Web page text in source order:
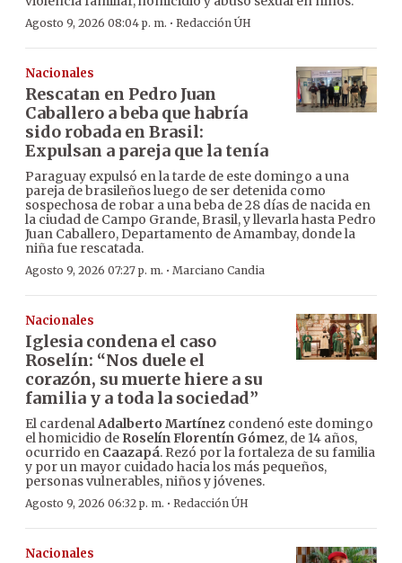
Agosto 9, 2026 08:04 p. m. · Redacción ÚH
Nacionales
Rescatan en Pedro Juan
Caballero a beba que habría
sido robada en Brasil:
Expulsan a pareja que la tenía
Paraguay expulsó en la tarde de este domingo a una
pareja de brasileños luego de ser detenida como
sospechosa de robar a una beba de 28 días de nacida en
la ciudad de Campo Grande, Brasil, y llevarla hasta Pedro
Juan Caballero, Departamento de Amambay, donde la
niña fue rescatada.
Agosto 9, 2026 07:27 p. m. · Marciano Candia
Nacionales
Iglesia condena el caso
Roselín: “Nos duele el
corazón, su muerte hiere a su
familia y a toda la sociedad”
El cardenalAdalberto Martínez condenó este domingo
el homicidio de Roselín Florentín Gómez, de 14 años,
ocurrido en Caazapá. Rezó por la fortaleza de su familia
y por un mayor cuidado hacia los más pequeños,
personas vulnerables, niños y jóvenes.
Agosto 9, 2026 06:32 p. m. · Redacción ÚH
Nacionales